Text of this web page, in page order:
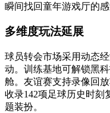
瞬间找回童年游戏厅的
多维度玩法延展
球员转会市场采用动态
动。训练基地可解锁黑
舱。友谊赛支持录像回
收录142项足球历史时刻
题装扮。